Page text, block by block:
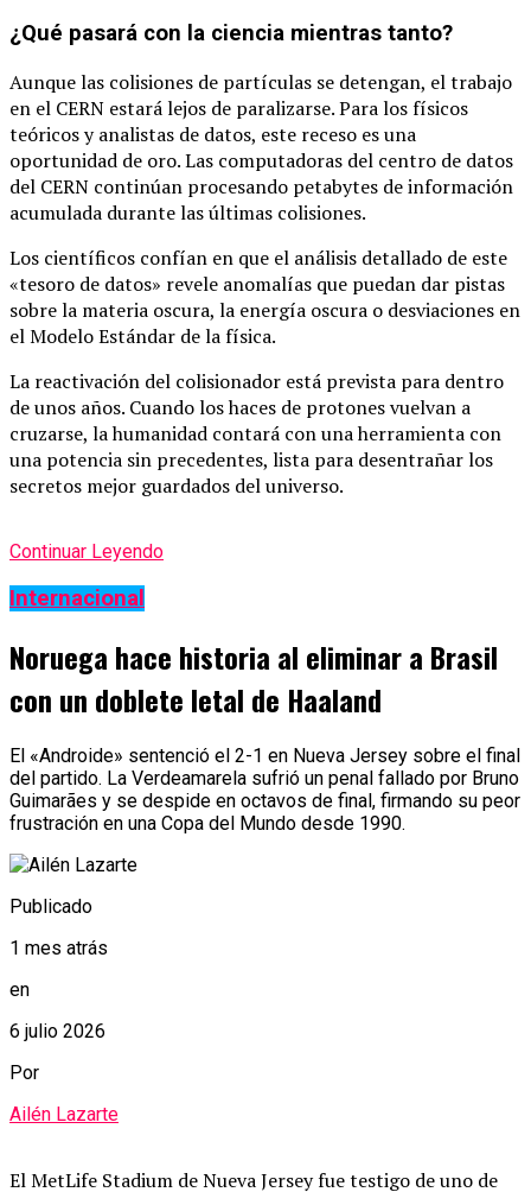
¿Qué pasará con la ciencia mientras tanto?
Aunque las colisiones de partículas se detengan, el trabajo
en el CERN estará lejos de paralizarse. Para los físicos
teóricos y analistas de datos, este receso es una
oportunidad de oro. Las computadoras del centro de datos
del CERN continúan procesando petabytes de información
acumulada durante las últimas colisiones.
Los científicos confían en que el análisis detallado de este
«tesoro de datos» revele anomalías que puedan dar pistas
sobre la materia oscura, la energía oscura o desviaciones en
el Modelo Estándar de la física.
La reactivación del colisionador está prevista para dentro
de unos años. Cuando los haces de protones vuelvan a
cruzarse, la humanidad contará con una herramienta con
una potencia sin precedentes, lista para desentrañar los
secretos mejor guardados del universo.
Continuar Leyendo
Internacional
Noruega hace historia al eliminar a Brasil
con un doblete letal de Haaland
El «Androide» sentenció el 2-1 en Nueva Jersey sobre el final
del partido. La Verdeamarela sufrió un penal fallado por Bruno
Guimarães y se despide en octavos de final, firmando su peor
frustración en una Copa del Mundo desde 1990.
Publicado
1 mes atrás
en
6 julio 2026
Por
Ailén Lazarte
El MetLife Stadium de Nueva Jersey fue testigo de uno de